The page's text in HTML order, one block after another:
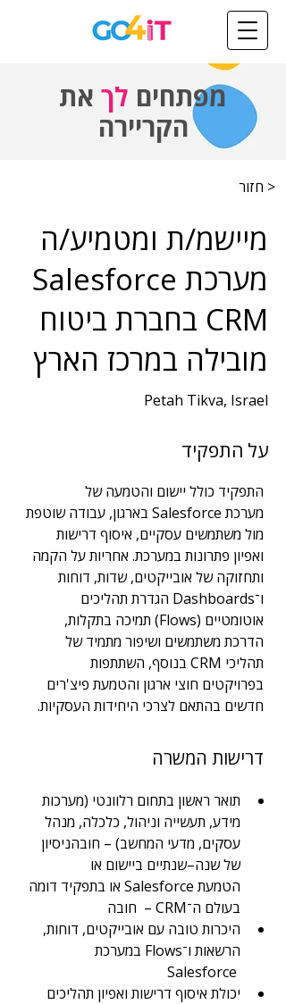
מפתחים לך את
הקריירה
< חזור
מיישמ/ת ומטמיע/ה
מערכת Salesforce
CRM בחברת ביטוח
מובילה במרכז הארץ
Petah Tikva, Israel
2+
תחום
הטמעת מערכות
על התפקיד
התפקיד כולל יישום והטמעה של
מערכת Salesforce בארגון, עבודה שוטפת
מול משתמשים עסקיים, איסוף דרישות
ואפיון פתרונות במערכת. אחריות על הקמה
ותחזוקה של אובייקטים, שדות, דוחות
ו־Dashboards הגדרת תהליכים
אוטומטיים (Flows) תמיכה בתקלות,
הדרכת משתמשים ושיפור מתמיד של
תהליכי CRM בנוסף, השתתפות
בפרויקטים חוצי ארגון והטמעת פיצ'רים
חדשים בהתאם לצרכי היחידות העסקיות.
דרישות המשרה
תואר ראשון בתחום רלוונטי (מערכות
מידע, תעשייה וניהול, כלכלה, מנהל
עסקים, מדעי המחשב) – חובהניסיון
של שנה–שנתיים ביישום או
הטמעת Salesforce או בתפקיד דומה
בעולם ה־CRM –  חובה
היכרות טובה עם אובייקטים, דוחות,
הרשאות ו־Flows במערכת
יכולת איסוף דרישות ואפיון תהליכים